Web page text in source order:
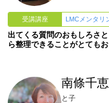
受講講座 LMCメンタリ
出てくる質問のおもしろさ
ら整理できることがとても
南條千
と子